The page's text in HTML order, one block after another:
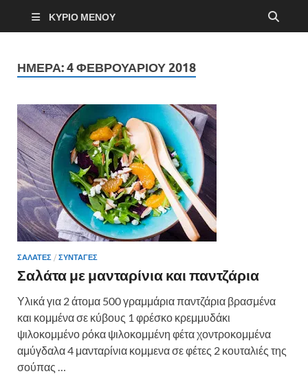
ΚΎΡΙΟ ΜΕΝΟΎ
ΗΜΈΡΑ:4 ΦΕΒΡΟΥΑΡΊΟΥ 2018
ΣΑΛΑΤΕΣ / ΣΥΝΤΑΓΕΣ
Σαλάτα με μανταρίνια και παντζάρια
Υλικά για 2 άτομα 500 γραμμάρια παντζάρια βρασμένα
και κομμένα σε κύβους 1 φρέσκο κρεμμυδάκι
ψιλοκομμένο ρόκα ψιλοκομμένη φέτα χοντροκομμένα
αμύγδαλα 4 μανταρίνια κομμενα σε φέτες 2 κουταλιές της
σούπας …